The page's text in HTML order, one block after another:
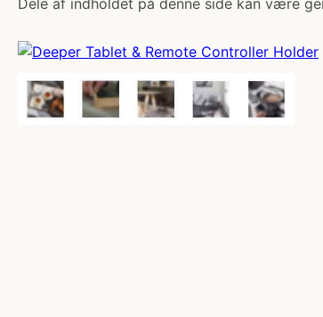
Dele af indholdet på denne side kan være